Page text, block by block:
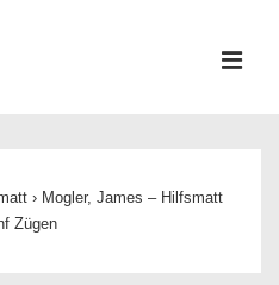
› Mogler, James – Hilfsmatt
Zügen